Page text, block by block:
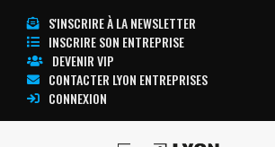
S'INSCRIRE À LA NEWSLETTER
INSCRIRE SON ENTREPRISE
DEVENIR VIP
CONTACTER LYON ENTREPRISES
CONNEXION